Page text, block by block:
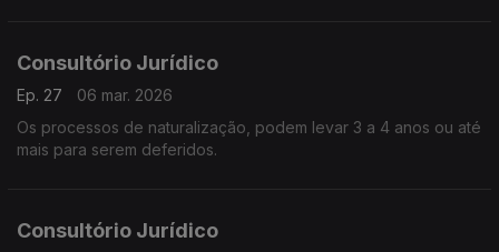
Consultório Jurídico
Ep. 27
06 mar. 2026
Os processos de naturalização, podem levar 3 a 4 anos ou até
mais para serem deferidos.
Consultório Jurídico